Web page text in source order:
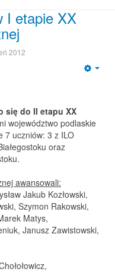
I etapie XX
2012
się do II etapu XX
województwo podlaskie
7 uczniów: 3 z ILO
oraz
awansowali:
Jakub Kozłowski,
Szymon Rakowski,
Matys,
Janusz Zawistowski,